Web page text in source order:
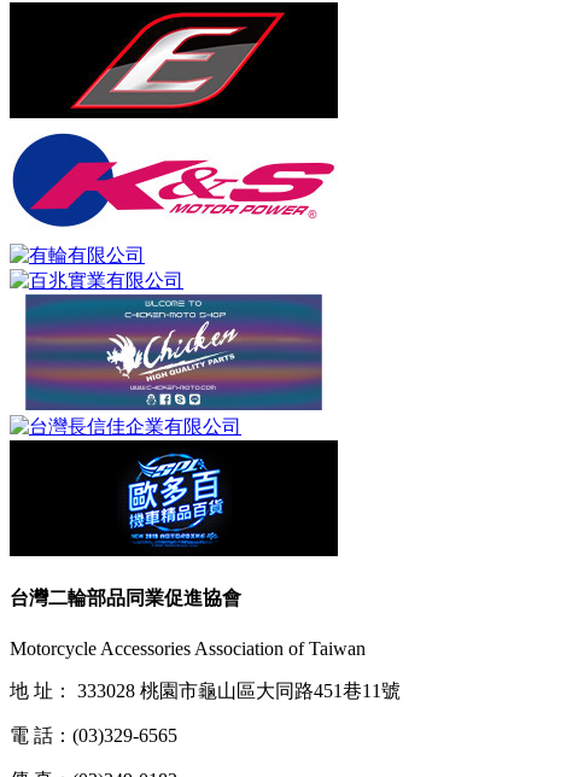
台灣二輪部品同業促進協會
Motorcycle Accessories Association of Taiwan
地 址： 333028 桃園市龜山區大同路451巷11號
電 話： (03)329-6565